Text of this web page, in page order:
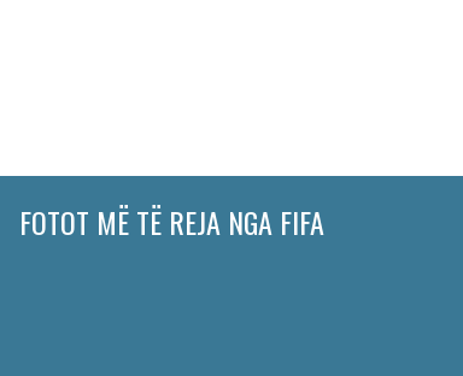
FOTOT MË TË REJA NGA FIFA